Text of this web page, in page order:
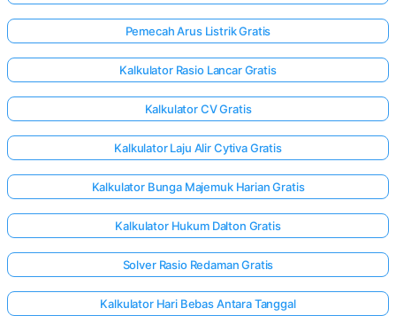
Pemecah Arus Listrik Gratis
Kalkulator Rasio Lancar Gratis
Kalkulator CV Gratis
Kalkulator Laju Alir Cytiva Gratis
Kalkulator Bunga Majemuk Harian Gratis
Kalkulator Hukum Dalton Gratis
Solver Rasio Redaman Gratis
Kalkulator Hari Bebas Antara Tanggal